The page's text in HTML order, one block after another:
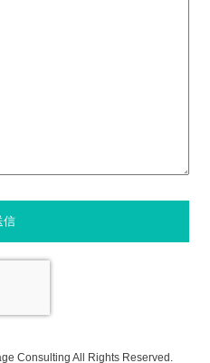
Consulting All Rights Reserved.